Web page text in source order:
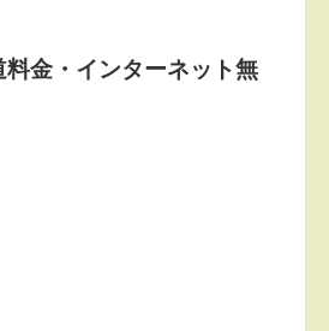
金・インターネット無